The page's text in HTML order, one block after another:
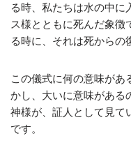
る時、私たちは水の中に
ス様とともに死んだ象徴
る時に、それは死からの
この儀式に何の意味があ
かし、大いに意味がある
神様が、証人として見て
です。